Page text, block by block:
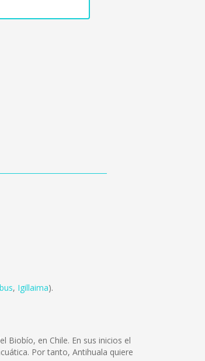
, Igillaima).
Biobío, en Chile. En sus inicios el
Por tanto, Antihuala quiere